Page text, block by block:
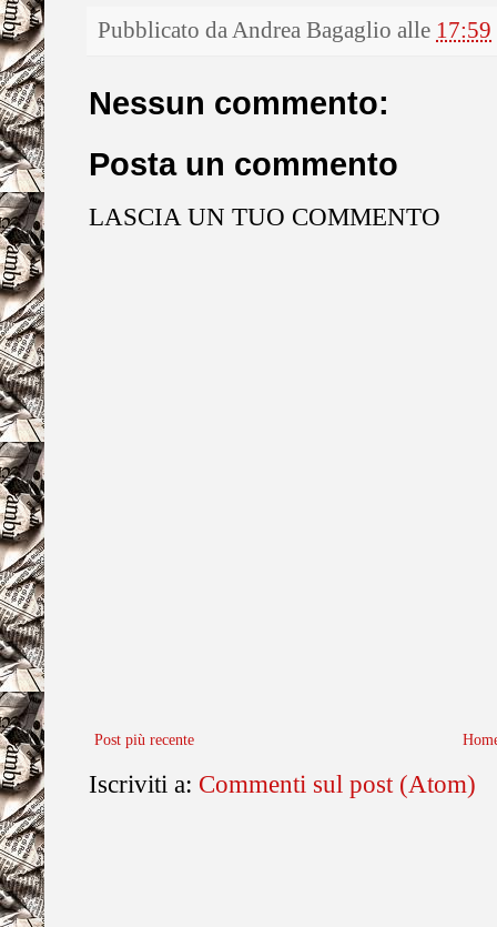
Pubblicato daAndrea Bagaglio alle 17:59
Nessun commento:
Posta un commento
LASCIA UN TUO COMMENTO
Post più recente
Iscriviti a: Commenti sul post (Atom)